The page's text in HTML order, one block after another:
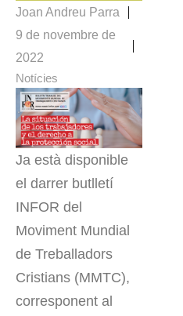
Joan Andreu Parra
9 de novembre de
2022
Notícies
Ja està disponible
el darrer butlletí
INFOR del
Moviment Mundial
de Treballadors
Cristians (MMTC),
corresponent al